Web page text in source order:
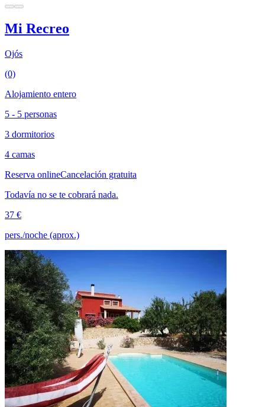
Mi Recreo
Ojós
(0)
Alojamiento entero
5 - 5 personas
3 dormitorios
4 camas
Reserva onlineCancelación gratuita
Todavía no se te cobrará nada.
37 €
pers./noche (aprox.)